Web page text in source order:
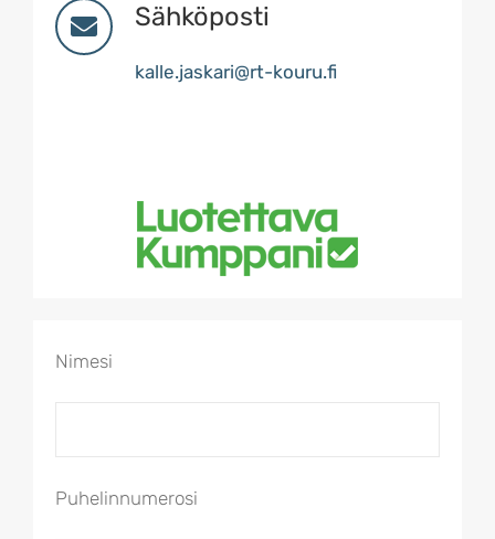
Sähköposti
kalle.jaskari@rt-kouru.fi
Nimesi
Puhelinnumerosi